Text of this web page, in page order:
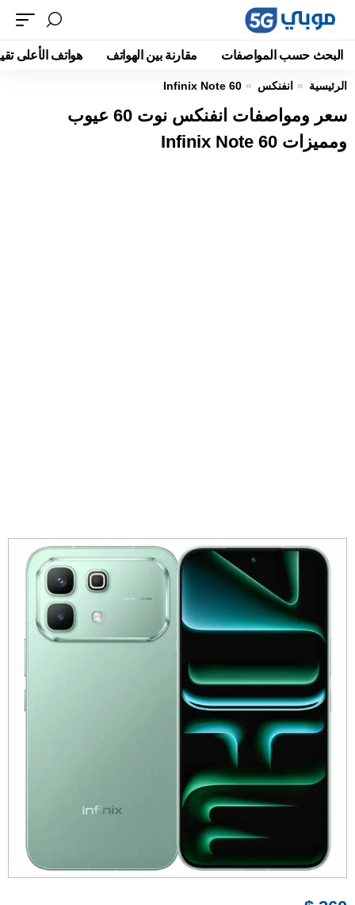
البحث حسب المواصفات مقارنة بين الهواتف هواتف الأعلى
الرئيسية انفنكس Infinix Note 60
سعر ومواصفات انفنكس نوت 60 عيوب
ومميزات Infinix Note 60